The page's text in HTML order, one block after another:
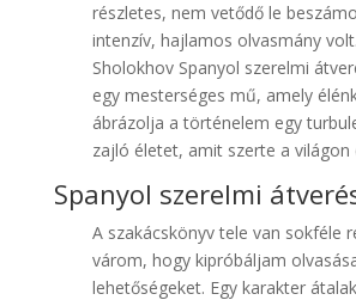
részletes, nem vetődő le
intenzív, hajlamos olvasmány
Sholokhov Spanyol ​szerelmi
egy mesterséges mű, amely
ábrázolja a történelem egy
zajló életet, amit szerte a világon
Spanyol ​szerelmi
A szakácskönyv tele van sokféle
várom, hogy kipróbáljam
lehetőségeket. Egy karakter